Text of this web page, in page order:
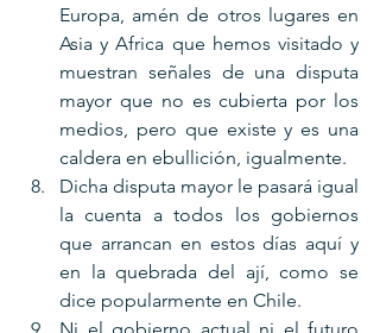
Europa, amén de otros lugares en
Asia y Africa que hemos visitado y
muestran señales de una disputa
mayor que no es cubierta por los
medios, pero que existe y es una
caldera en ebullición, igualmente.
Dicha disputa mayor le pasará igual
la cuenta a todos los gobiernos
que arrancan en estos días aquí y
en la quebrada del ají, como se
dice popularmente en Chile.